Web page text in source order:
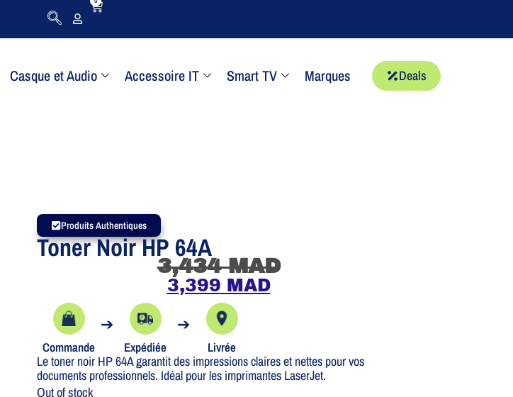
Casque et Audio Accessoire IT Smart TV Marques Deals
Produits Authentiques
Toner Noir HP 64A
3,434MAD
3,399 MAD
Commande
➔
Expédiée
➔
Livrée
Le toner noir HP 64A garantit des impressions claires et nettes pour vos
documents professionnels. Idéal pour les imprimantes LaserJet.
Out of stock